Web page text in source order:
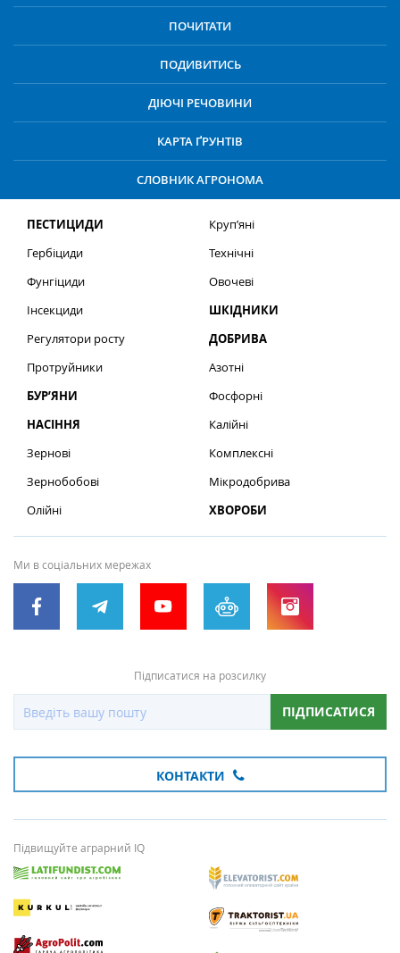
ПОЧИТАТИ
ПОДИВИТИСЬ
ДІЮЧІ РЕЧОВИНИ
КАРТА ҐРУНТІВ
СЛОВНИК АГРОНОМА
ПЕСТИЦИДИ
Гербіциди
Фунгіциди
Інсекциди
Регулятори росту
Протруйники
БУР’ЯНИ
НАСІННЯ
Зернові
Зернобобові
Олійні
Круп’яні
Технічні
Овочеві
ШКІДНИКИ
ДОБРИВА
Азотні
Фосфорні
Калійні
Комплексні
Мікродобрива
ХВОРОБИ
Ми в соціальних мережах
Підписатися на розсилку
ПІДПИСАТИСЯ
КОНТАКТИ
Підвищуйте аграрний IQ